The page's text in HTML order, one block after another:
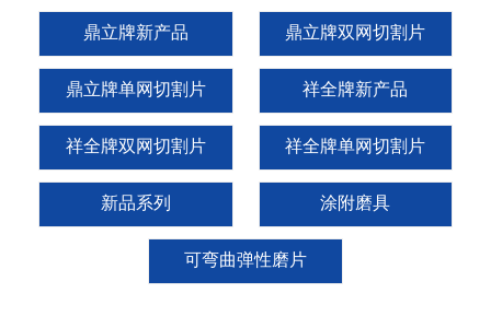
鼎立牌新产品 鼎立牌双网切割片
鼎立牌单网切割片 祥全牌新产品
祥全牌双网切割片 祥全牌单网切割片
新品系列 涂附磨具
可弯曲弹性磨片